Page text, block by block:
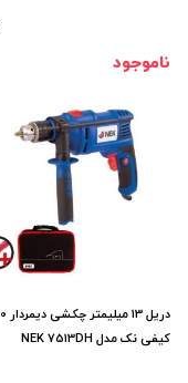
ناموجود
کیفی نک مدل NEK 7513DH